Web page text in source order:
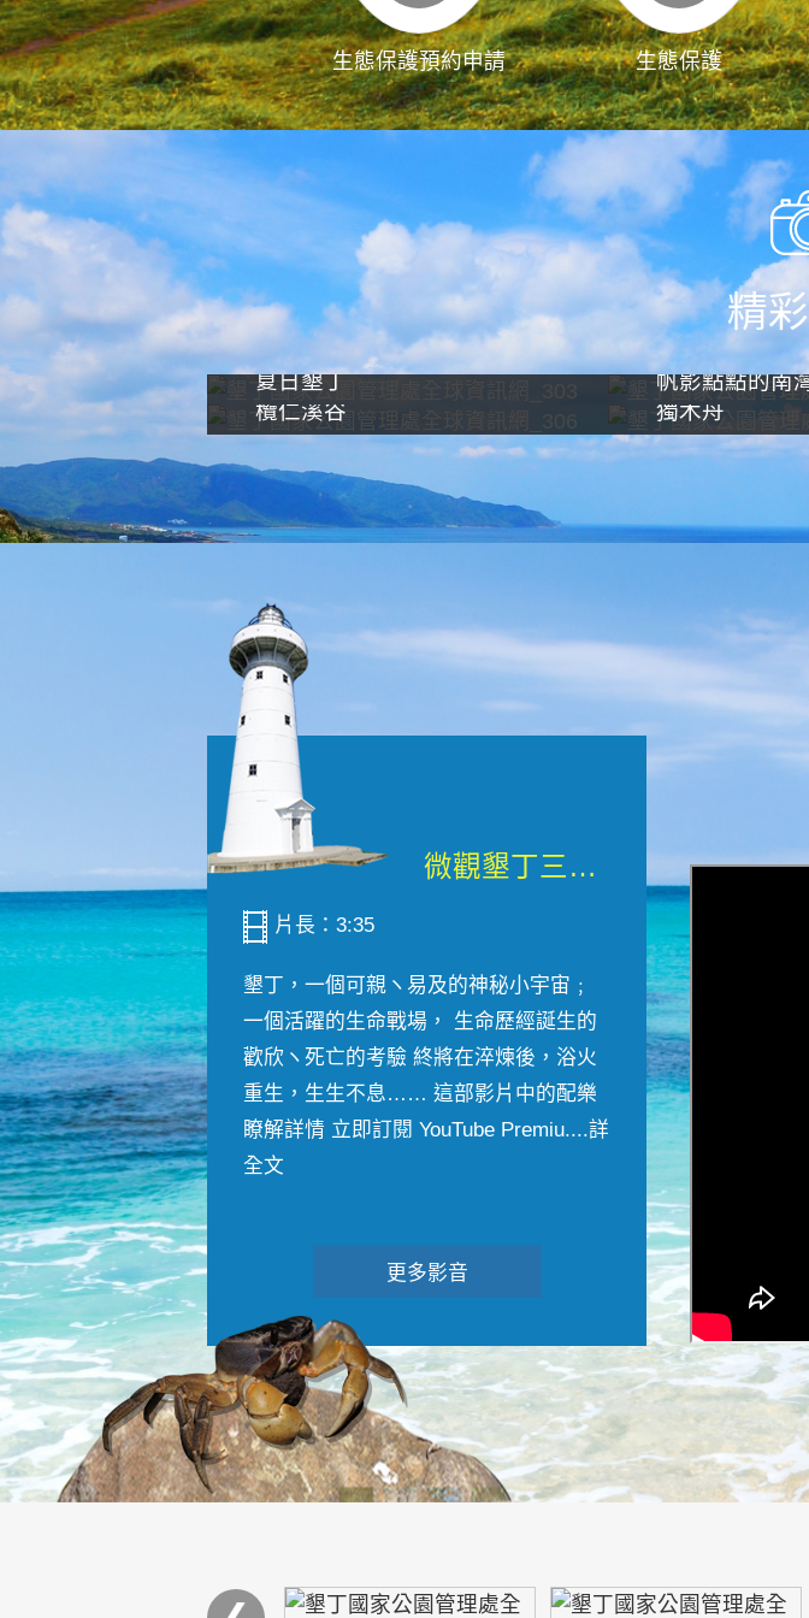
生態保護預約申請 生態保護
精
夏日墾丁 帆影點點的南
欖仁溪谷
獨木舟
微觀墾丁三部曲 重生....
片長：3:35
墾丁，一個可親ヽ易及的神秘小宇宙﹔
一個活躍的生命戰場， 生命歷經誕生的
歡欣ヽ死亡的考驗 終將在淬煉後，浴火
重生，生生不息…… 這部影片中的配樂
瞭解詳情 立即訂閱 YouTube Premiu....詳
全文
更多影音